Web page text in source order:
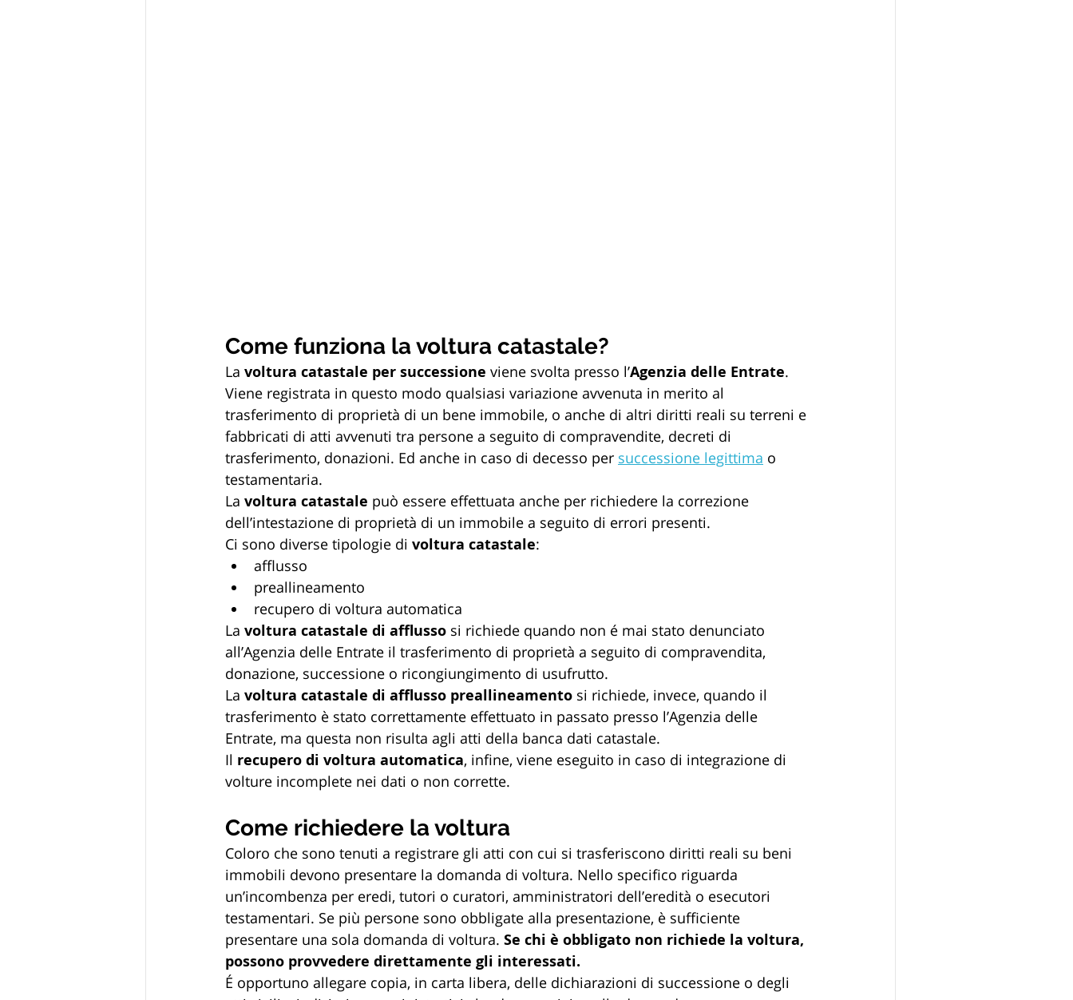
Come funziona la voltura catastale?
La voltura catastale per successione viene svolta presso l’Agenzia delle Entrate.
Viene registrata in questo modo qualsiasi variazione avvenuta in merito al
trasferimento di proprietà di un bene immobile, o anche di altri diritti reali su terreni e
fabbricati di atti avvenuti tra persone a seguito di compravendite, decreti di
trasferimento, donazioni. Ed anche in caso di decesso per successione legittima o
testamentaria.
La voltura catastale può essere effettuata anche per richiedere la correzione
dell’intestazione di proprietà di un immobile a seguito di errori presenti.
Ci sono diverse tipologie di voltura catastale:
afflusso
preallineamento
recupero di voltura automatica
La voltura catastale di afflusso si richiede quando non é mai stato denunciato
all’Agenzia delle Entrate il trasferimento di proprietà a seguito di compravendita,
donazione, successione o ricongiungimento di usufrutto.
La voltura catastale di afflusso preallineamento si richiede, invece, quando il
trasferimento è stato correttamente effettuato in passato presso l’Agenzia delle
Entrate, ma questa non risulta agli atti della banca dati catastale.
Il recupero di voltura automatica, infine, viene eseguito in caso di integrazione di
volture incomplete nei dati o non corrette.
Come richiedere la voltura
Coloro che sono tenuti a registrare gli atti con cui si trasferiscono diritti reali su beni
immobili devono presentare la domanda di voltura. Nello specifico riguarda
un’incombenza per eredi, tutori o curatori, amministratori dell’eredità o esecutori
testamentari. Se più persone sono obbligate alla presentazione, è sufficiente
presentare una sola domanda di voltura. Se chi è obbligato non richiede la voltura,
possono provvedere direttamente gli interessati.
É opportuno allegare copia, in carta libera, delle dichiarazioni di successione o degli